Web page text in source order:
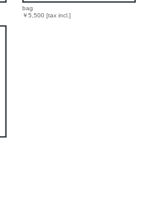
bag
￥5,500 [tax incl.]